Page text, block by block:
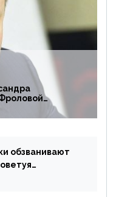
млрд р.
обзванивают